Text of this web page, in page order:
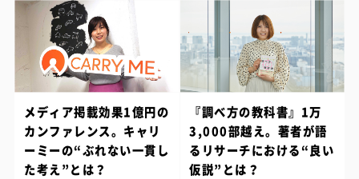
メディア掲載効果1億円の
カンファレンス。キャリ
ーミーの“ぶれない一貫し
た考え”とは？
『調べ方の教科書』1万
3,000部越え。著者が語
るリサーチにおける“良い
仮説”とは？